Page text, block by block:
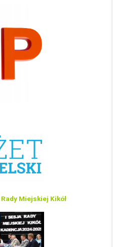
Miejskiej Kikół